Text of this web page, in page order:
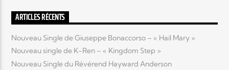
Elyon Live
Elyon Kids
ARTICLES RÉCENTS
Nouveau Single de Giuseppe Bonaccorso – « Hail Mary »
Nouveau single de K-Ren – « Kingdom Step »
Nouveau Single du Révérend Hayward Anderson